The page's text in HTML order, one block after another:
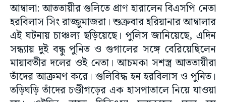
আম্বালা: আততায়ীর গুলিতে প্রাণ হারালেন বিএসপি নেতা
হরবিলাস সিং রাজ্জুমাজরা। শুক্রবার হরিয়ানার আম্বালার
এই ঘটনায় চাঞ্চল্য ছড়িয়েছে। পুলিস জানিয়েছে, এদিন
সন্ধ্যায় দুই বন্ধু পুনিত ও গুগালের সঙ্গে বেরিয়েছিলেন
মায়াবতীর দলের ওই নেতা। আচমকা সশস্ত্র আততায়ীরা
তাঁদের আক্রমণ করে। গুলিবিদ্ধ হন হরবিলাস ও পুনিত।
তড়িঘড়ি তাঁদের চণ্ডীগড়ের এক হাসপাতালে নিয়ে যাওয়া